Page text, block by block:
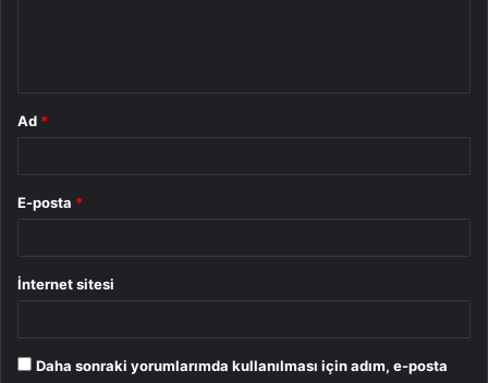
Ad *
E-posta *
İnternet sitesi
Daha sonraki yorumlarımda kullanılması için adım, e-posta